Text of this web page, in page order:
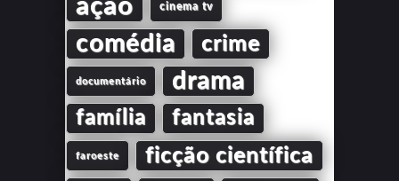
ação cinema tv
comédia crime
documentário drama
família fantasia
faroeste ficção científica